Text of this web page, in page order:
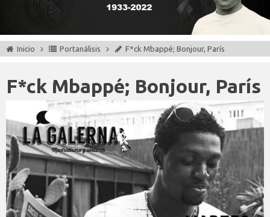
Inicio Portanálisis F*ck Mbappé; Bonjour, París
F*ck Mbappé; Bonjour, París